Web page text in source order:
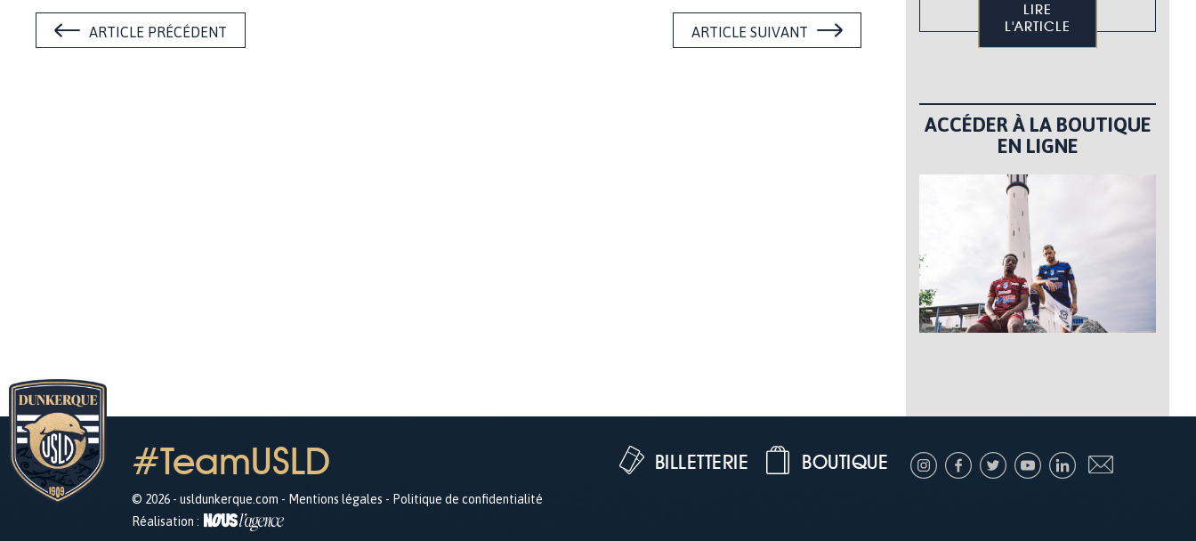
ARTICLE PRÉCÉDENT ARTICLE SUIVANT
LIRE
L'ARTICLE
ACCÉDER À LA BOUTIQUE
EN LIGNE
#TeamUSLD
© 2026 - usldunkerque.com - Mentions légales - Politique de confidentialité
Réalisation :
BOUTIQUE
BILLETTERIE